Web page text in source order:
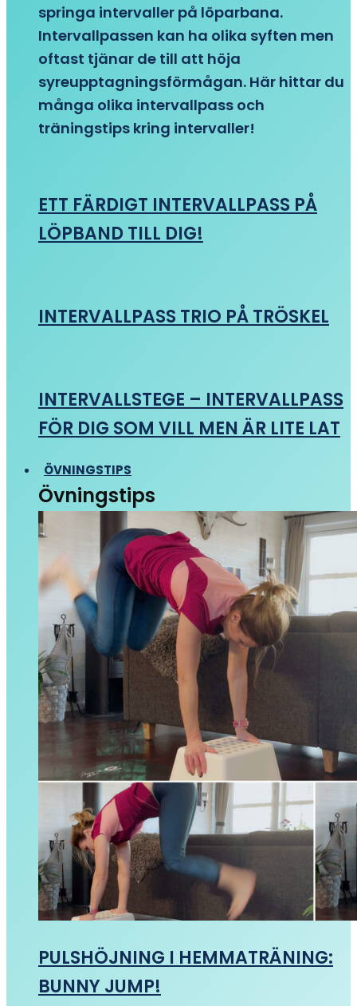
springa intervaller på löparbana.
Intervallpassen kan ha olika syften men
oftast tjänar de till att höja
syreupptagningsförmågan. Här hittar du
många olika intervallpass och
träningstips kring intervaller!
ETT FÄRDIGT INTERVALLPASS PÅ
LÖPBAND TILL DIG!
INTERVALLPASS TRIO PÅ TRÖSKEL
INTERVALLSTEGE – INTERVALLPASS
FÖR DIG SOM VILL MEN ÄR LITE LAT
ÖVNINGSTIPS
Övningstips
PULSHÖJNING I HEMMATRÄNING:
BUNNY JUMP!